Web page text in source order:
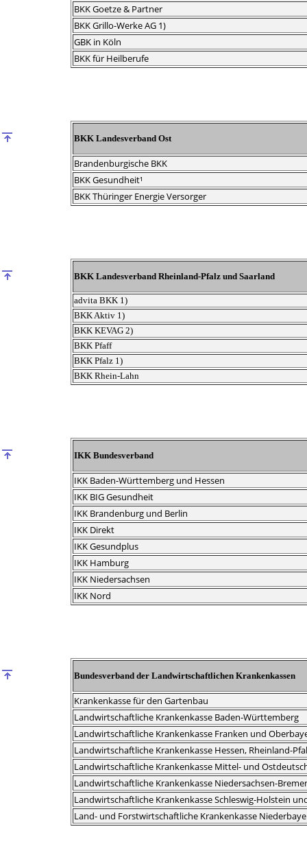
BKK Goetze & Partner
BKK Grillo-Werke AG 1)
GBK in Köln
BKK für Heilberufe
BKK Landesverband Ost
Brandenburgische BKK
BKK Gesundheit¹
BKK Thüringer Energie Versorger
BKK Landesverband Rheinland-Pfalz und Saarland
advita BKK 1)
BKK Aktiv 1)
BKK KEVAG 2)
BKK Pfaff
BKK Pfalz 1)
BKK Rhein-Lahn
IKK Bundesverband
IKK Baden-Württemberg und Hessen
IKK BIG Gesundheit
IKK Brandenburg und Berlin
IKK Direkt
IKK Gesundplus
IKK Hamburg
IKK Niedersachsen
IKK Nord
Bundesverband der Landwirtschaftlichen Krankenkassen
Krankenkasse für den Gartenbau
Landwirtschaftliche Krankenkasse Baden-Württemberg
Landwirtschaftliche Krankenkasse Franken und
Landwirtschaftliche Krankenkasse Hessen, Rheinland-
Landwirtschaftliche Krankenkasse Mittel- und
Landwirtschaftliche Krankenkasse Niedersachsen-
Landwirtschaftliche Krankenkasse Schleswig-Holstein
Land- und Forstwirtschaftliche Krankenkasse